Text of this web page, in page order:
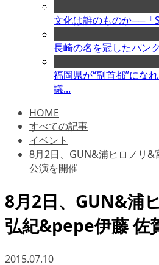
文化は誰のものか──「
長崎の名を冠したパン
福岡県が“副首都”にな
議...
HOME
すべての記事
イベント
8月2日、GUN&浦ヒロノリ
公演を開催
8月2日、GUN&浦
弘紀&pepe伊藤 佐
2015.07.10